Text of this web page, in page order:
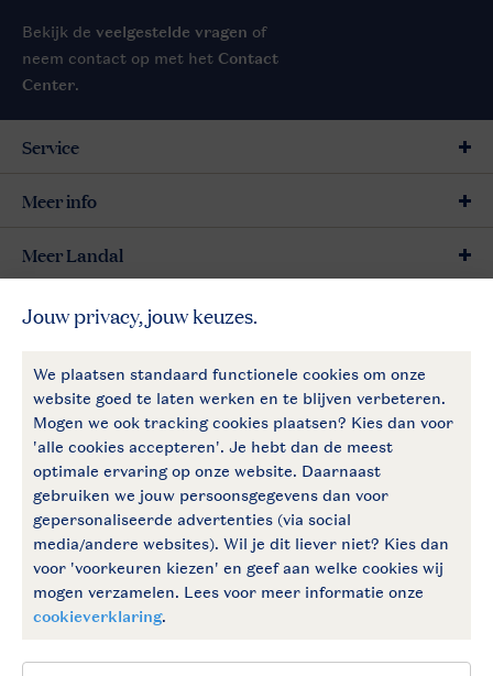
Bekijk de veelgestelde vragen of
neem contact op met het Contact
Center.
Follow Us
facebookinstagram
Vakantietips & inspiratie?
Service
Meer info
Meer Landal
Betaalmogelijkheden